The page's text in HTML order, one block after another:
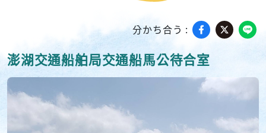
分かち合う :
澎湖交通船舶局交通船馬公待合室